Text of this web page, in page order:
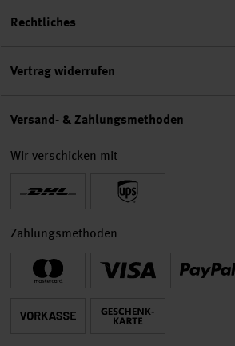
Rechtliches
Vertrag widerrufen
Versand- & Zahlungsmethoden
Wir verschicken mit
Zahlungsmethoden